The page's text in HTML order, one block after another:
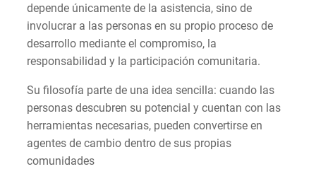
depende únicamente de la asistencia, sino de
involucrar a las personas en su propio proceso de
desarrollo mediante el compromiso, la
responsabilidad y la participación comunitaria.
Su filosofía parte de una idea sencilla: cuando las
personas descubren su potencial y cuentan con las
herramientas necesarias, pueden convertirse en
agentes de cambio dentro de sus propias
comunidades